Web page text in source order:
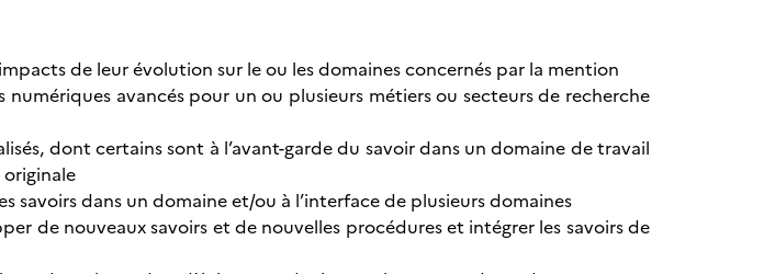
de leur évolution sur le ou les domaines concernés par la mention
avancés pour un ou plusieurs métiers ou secteurs de recherche
dont certains sont à l’avant-garde du savoir dans un domaine de travail
originale
savoirs dans un domaine et/ou à l’interface de plusieurs domaines
de nouveaux savoirs et de nouvelles procédures et intégrer les savoirs de